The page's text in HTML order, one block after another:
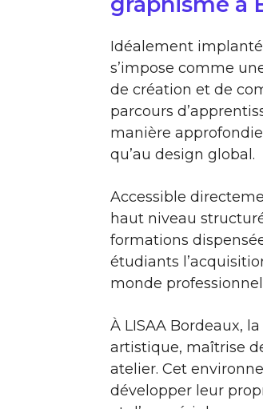
Idéalement
s’impose comme
de création et de
parcours
manière
qu’au design global.
Accessible
haut niveau
formations
étudiants
monde
À LISAA Bordeaux,
artistique, maîtrise
atelier. Cet
développer leur